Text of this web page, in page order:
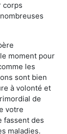
corps
moment pour
les
sont bien
à volonté et
de
votre
fassent des
maladies.